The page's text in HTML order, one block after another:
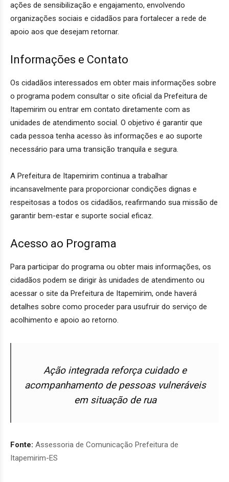
ações de sensibilização e engajamento, envolvendo
organizações sociais e cidadãos para fortalecer a rede de
apoio aos que desejam retornar.
Informações e Contato
Os cidadãos interessados em obter mais informações sobre
o programa podem consultar o site oficial da Prefeitura de
Itapemirim ou entrar em contato diretamente com as
unidades de atendimento social. O objetivo é garantir que
cada pessoa tenha acesso às informações e ao suporte
necessário para uma transição tranquila e segura.
A Prefeitura de Itapemirim continua a trabalhar
incansavelmente para proporcionar condições dignas e
respeitosas a todos os cidadãos, reafirmando sua missão de
garantir bem-estar e suporte social eficaz.
Acesso ao Programa
Para participar do programa ou obter mais informações, os
cidadãos podem se dirigir às unidades de atendimento ou
acessar o site da Prefeitura de Itapemirim, onde haverá
detalhes sobre como proceder para usufruir do serviço de
acolhimento e apoio ao retorno.
Ação integrada reforça cuidado e
acompanhamento de pessoas vulneráveis
em situação de rua
Fonte: Assessoria de Comunicação Prefeitura de
Itapemirim-ES